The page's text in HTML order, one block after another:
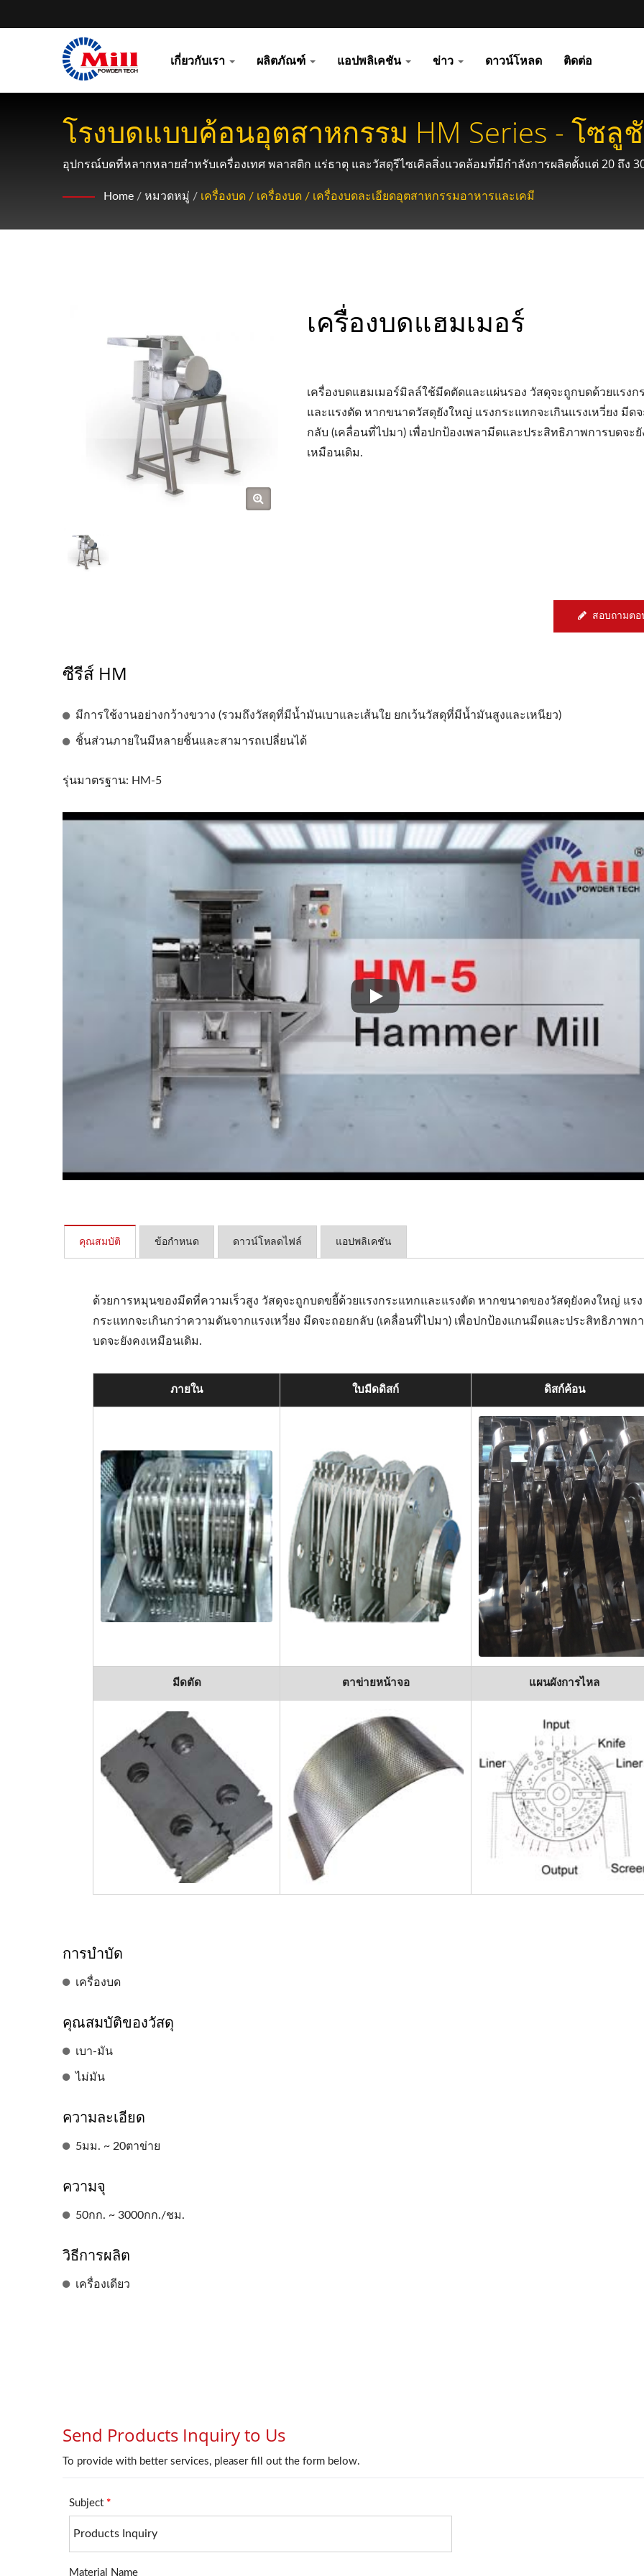
เกี่ยวกับเรา ผลิตภัณฑ์ แอปพลิเคชัน ข่าว ดาวน์โหลด ติดต่อ
โรงบดแบบค้อนอุตสาหกรรม HM Series - โซลู
ความเร็วสูง
อุปกรณ์บดที่หลากหลายสำหรับเครื่องเทศ พลาสติก แร่ธาตุ และวัสดุรีไซเคิลสิ่งแวดล้อมที่มีกำลังการผลิตตั้งแต่ 20 ถึง
Home / หมวดหมู่ / เครื่องบด / เครื่องบด / เครื่องบดละเอียดอุตสาหกรรมอาหารและเคมี
เครื่องบดแฮมเมอร์
เครื่องบดแฮมเมอร์มิลล์ใช้มีดตัดและแผ่นรอง วัสดุจะถูกบดด้วยแรงก
และแรงตัด หากขนาดวัสดุยังใหญ่ แรงกระแทกจะเกินแรงเหวี่ยง มีด
กลับ (เคลื่อนที่ไปมา) เพื่อปกป้องเพลามีดและประสิทธิภาพการบดจะยั
เหมือนเดิม.
สอบถามต
ซีรีส์ HM
มีการใช้งานอย่างกว้างขวาง (รวมถึงวัสดุที่มีน้ำมันเบาและเส้นใย ยกเว้นวัสดุที่มีน้ำมันสูงและเหนียว)
ชิ้นส่วนภายในมีหลายชิ้นและสามารถเปลี่ยนได้
รุ่นมาตรฐาน: HM-5
รุ่นมาตรฐาน: HM-5
คุณสมบัติ ข้อกำหนด ดาวน์โหลดไฟล์ แอปพลิเคชัน
ด้วยการหมุนของมีดที่ความเร็วสูง วัสดุจะถูกบดขยี้ด้วยแรงกระแทกและแรงตัด หากขนาดของวัสดุยังคงใหญ่ แรง
กระแทกจะเกินกว่าความดันจากแรงเหวี่ยง มีดจะถอยกลับ (เคลื่อนที่ไปมา) เพื่อปกป้องแกนมีดและประสิทธิภาพก
บดจะยังคงเหมือนเดิม.
ภายใน ใบมีดดิสก์ ดิสก์ค้อน
มีดตัด ตาข่ายหน้าจอ แผนผังการไหล
การบำบัด
เครื่องบด
คุณสมบัติของวัสดุ
เบา-มัน
ไม่มัน
ความละเอียด
5มม. ~ 20ตาข่าย
ความจุ
50กก. ~ 3000กก./ชม.
วิธีการผลิต
เครื่องเดียว
เครื่องบดเทอร์โบ เครื่องบดพิน